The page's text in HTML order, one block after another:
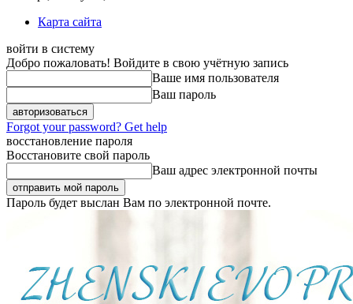
Карта сайта
войти в систему
Добро пожаловать! Войдите в свою учётную запись
Ваше имя пользователя
Ваш пароль
Forgot your password? Get help
восстановление пароля
Восстановите свой пароль
Ваш адрес электронной почты
Пароль будет выслан Вам по электронной почте.